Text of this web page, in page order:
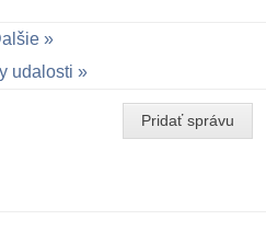
udalosti
Pridať správu